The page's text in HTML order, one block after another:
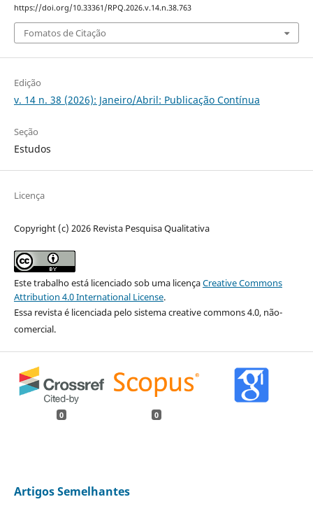
https://doi.org/10.33361/RPQ.2026.v.14.n.38.763
Fomatos de Citação
Edição
v. 14 n. 38 (2026): Janeiro/Abril: Publicação Contínua
Seção
Estudos
Licença
Copyright (c) 2026 Revista Pesquisa Qualitativa
Este trabalho está licenciado sob uma licençaCreative Commons
Attribution 4.0 International License.
Essa revista é licenciada pelo sistema creative commons 4.0, não-
comercial.
0 0
Artigos Semelhantes